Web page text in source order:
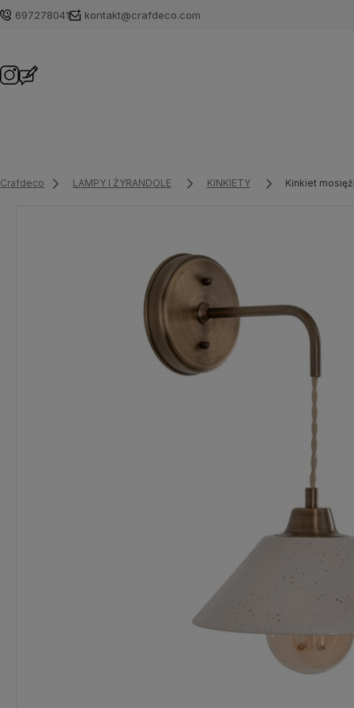
697278041 kontakt@crafdeco.com
Crafdeco LAMPY I ŻYRANDOLE KINKIETY Kinkiet